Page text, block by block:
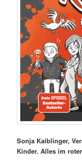
Sonja Kaiblinger,
Kinder. Alles im